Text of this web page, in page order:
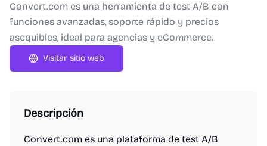
Convert.com es una herramienta de test A/B con
funciones avanzadas, soporte rápido y precios
asequibles, ideal para agencias y eCommerce.
Visitar sitio web
Descripción
Convert.com es una plataforma de test A/B